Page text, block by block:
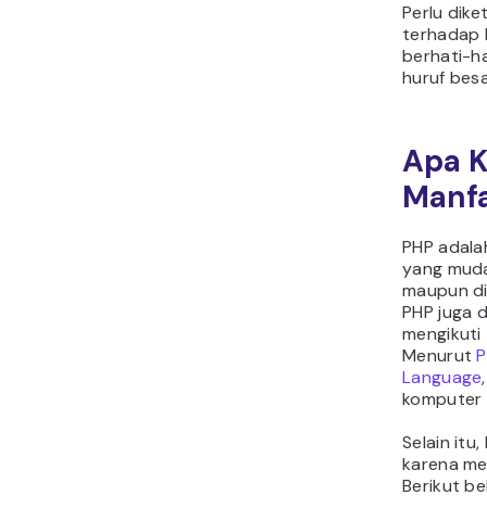
Perlu
terhadap
berhati-
huruf
Apa
PHP
yang
maupun
PHP juga
Menurut
Language
Selain itu,
karena
Berikut